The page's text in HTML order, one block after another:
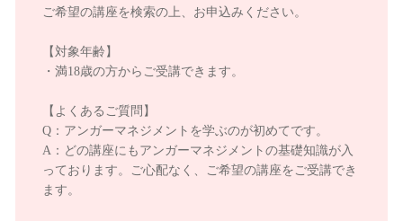
ご希望の講座を検索の上、お申込みください。
【対象年齢】
・満18歳の方からご受講できます。
【よくあるご質問】
Q：アンガーマネジメントを学ぶのが初めてです。
A：どの講座にもアンガーマネジメントの基礎知識が入
っております。ご心配なく、ご希望の講座をご受講でき
ます。